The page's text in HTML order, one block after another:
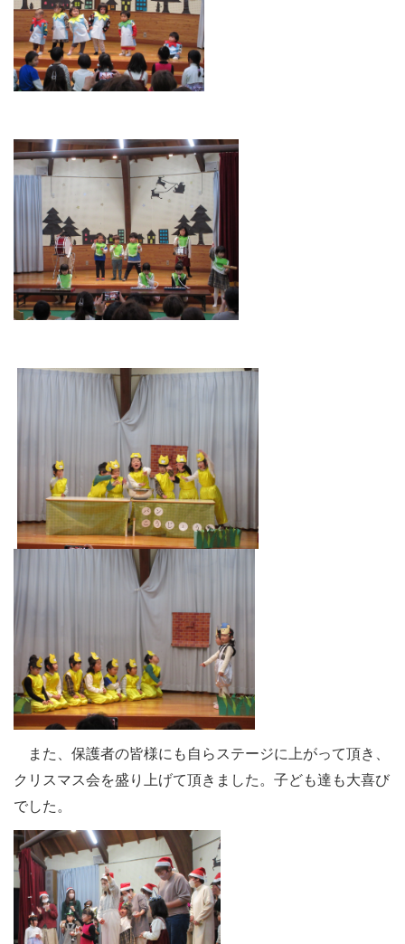
また、保護者の皆様にも自らステージに上がって頂き、
クリスマス会を盛り上げて頂きました。子ども達も大喜び
でした。